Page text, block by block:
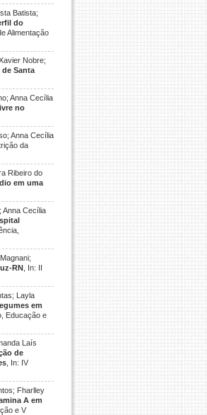
Batista;
do
Alimentação
Nobre;
Santa
Anna Cecília
no
Anna Cecília
da
Ribeiro do
em uma
Anna Cecília
RN , In: II
Layla
em
Educação e
Laís
de
, In: IV
Fharlley
A em
e V